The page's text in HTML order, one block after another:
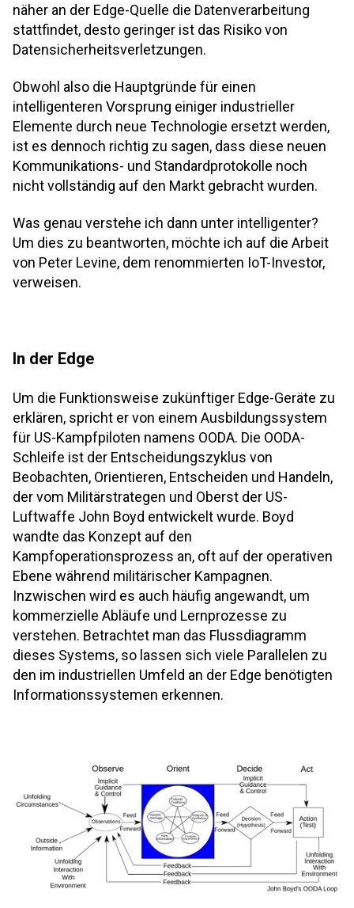
näher an der Edge-Quelle die Datenverarbeitung
stattfindet, desto geringer ist das Risiko von
Datensicherheitsverletzungen.
Obwohl also die Hauptgründe für einen
intelligenteren Vorsprung einiger industrieller
Elemente durch neue Technologie ersetzt werden,
ist es dennoch richtig zu sagen, dass diese neuen
Kommunikations- und Standardprotokolle noch
nicht vollständig auf den Markt gebracht wurden.
Was genau verstehe ich dann unter intelligenter?
Um dies zu beantworten, möchte ich auf die Arbeit
von Peter Levine, dem renommierten IoT-Investor,
verweisen.
In der Edge
Um die Funktionsweise zukünftiger Edge-Geräte zu
erklären, spricht er von einem Ausbildungssystem
für US-Kampfpiloten namens OODA. Die OODA-
Schleife ist der Entscheidungszyklus von
Beobachten, Orientieren, Entscheiden und Handeln,
der vom Militärstrategen und Oberst der US-
Luftwaffe John Boyd entwickelt wurde. Boyd
wandte das Konzept auf den
Kampfoperationsprozess an, oft auf der operativen
Ebene während militärischer Kampagnen.
Inzwischen wird es auch häufig angewandt, um
kommerzielle Abläufe und Lernprozesse zu
verstehen. Betrachtet man das Flussdiagramm
dieses Systems, so lassen sich viele Parallelen zu
den im industriellen Umfeld an der Edge benötigten
Informationssystemen erkennen.